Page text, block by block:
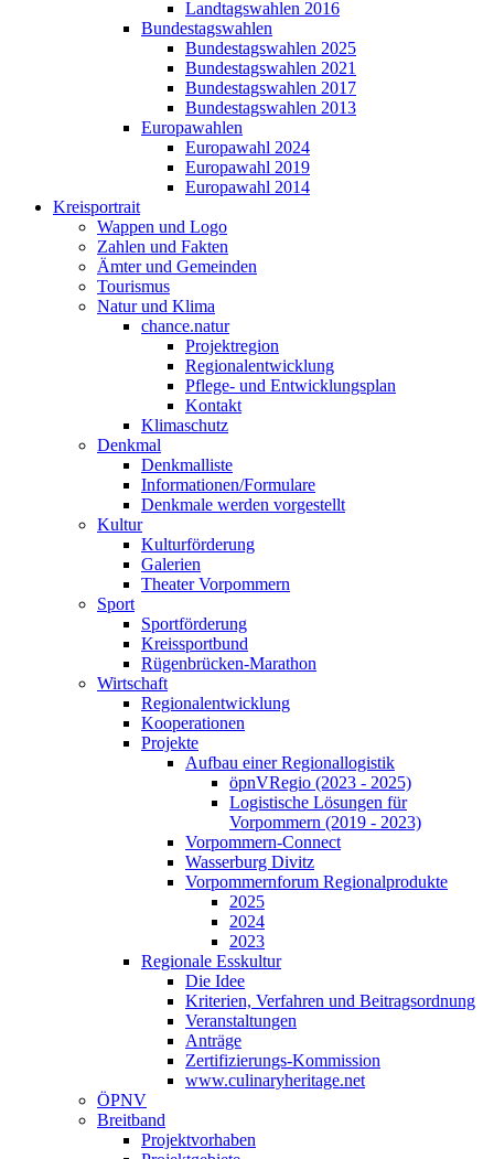
Landtagswahlen 2016
Bundestagswahlen
Bundestagswahlen 2025
Bundestagswahlen 2021
Bundestagswahlen 2017
Bundestagswahlen 2013
Europawahlen
Europawahl 2024
Europawahl 2019
Europawahl 2014
Kreisportrait
Wappen und Logo
Zahlen und Fakten
Ämter und Gemeinden
Tourismus
Natur und Klima
chance.natur
Projektregion
Regionalentwicklung
Pflege- und Entwicklungsplan
Kontakt
Klimaschutz
Denkmal
Denkmalliste
Informationen/Formulare
Denkmale werden vorgestellt
Kultur
Kulturförderung
Galerien
Theater Vorpommern
Sport
Sportförderung
Kreissportbund
Rügenbrücken-Marathon
Wirtschaft
Regionalentwicklung
Kooperationen
Projekte
Aufbau einer Regionallogistik
öpnVRegio (2023 - 2025)
Logistische Lösungen­ für
Vorpommern (2019 - 2023)
Vorpommern-Connect
Wasserburg Divitz
Vorpommernforum Regionalprodukte
2025
2024
2023
Regionale Esskultur
Die Idee
Kriterien, Verfahren und Beitragsordnung
Veranstaltungen
Anträge
Zertifizierungs-Kommission
www.culinaryheritage.net
ÖPNV
Breitband
Projektvorhaben